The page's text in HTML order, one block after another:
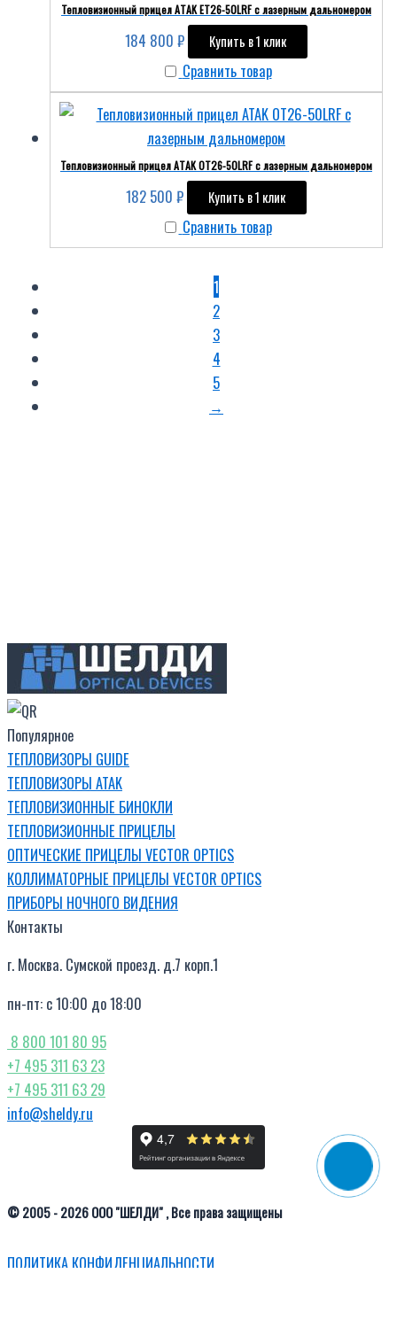
Тепловизионный прицел ATAK ET26-50LRF с лазерным дальномером
184 800 ₽ Купить в 1 клик
Сравнить товар
Тепловизионный прицел ATAK OT26-50LRF с лазерным дальномером
182 500 ₽ Купить в 1 клик
Сравнить товар
1
2
3
4
5
→
Популярное
ТЕПЛОВИЗОРЫ GUIDE
ТЕПЛОВИЗОРЫ ATAK
ТЕПЛОВИЗИОННЫЕ БИНОКЛИ
ТЕПЛОВИЗИОННЫЕ ПРИЦЕЛЫ
ОПТИЧЕСКИЕ ПРИЦЕЛЫ VECTOR OPTICS
КОЛЛИМАТОРНЫЕ ПРИЦЕЛЫ VECTOR OPTICS
ПРИБОРЫ НОЧНОГО ВИДЕНИЯ
Контакты
г. Москва. Сумской проезд. д.7 корп.1
пн-пт: с 10:00 до 18:00
8 800 101 80 95
+7 495 311 63 23
+7 495 311 63 29
info@sheldy.ru
© 2005 - 2026 ООО "ШЕЛДИ" , Все права защищены
ПОЛИТИКА КОНФИДЕНЦИАЛЬНОСТИ